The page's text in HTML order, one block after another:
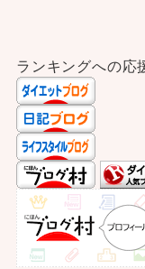
ランキングへの応